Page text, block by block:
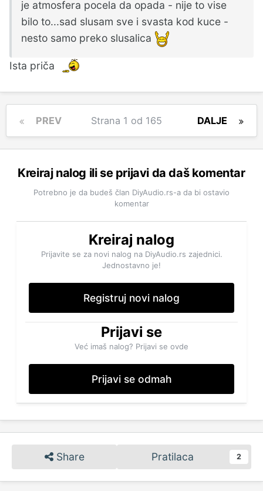
je atmosfera pocela da opada - nije to vise
bilo to...sad slusam sve i svasta kod kuce -
nesto samo preko slusalica
Ista priča
PREV DALJE
Strana 1 od 165
Kreiraj nalog ili se prijavi da daš komentar
Potrebno je da budeš član DiyAudio.rs-a da bi ostavio
komentar
Kreiraj nalog
Prijavite se za novi nalog na DiyAudio.rs zajednici.
Jednostavno je!
Registruj novi nalog
Prijavi se
Već imaš nalog? Prijavi se ovde
Prijavi se odmah
Share Pratilaca 2